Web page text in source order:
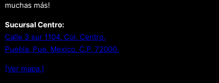
muchas más!
Sucursal Centro:
Calle 3 sur 1104, Col. Centro.
Puebla, Pue. Mexico. C.P. 72000.
[Ver mapa.]